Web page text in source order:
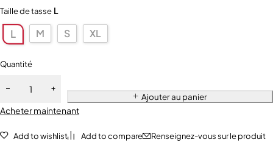
Taille de tasse L
L M S XL
Quantité
Ajouter au panier
Acheter maintenant
Add to wishlist Add to compare Renseignez-vous sur le produit